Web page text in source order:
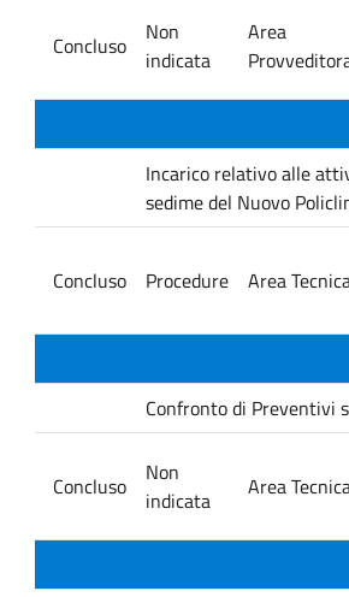
Concluso
Non
indicata
Area
Incarico relativo alle
sedime del Nuovo
Concluso Procedure Area
Confronto di Preventivi
Concluso
Non
indicata
Area